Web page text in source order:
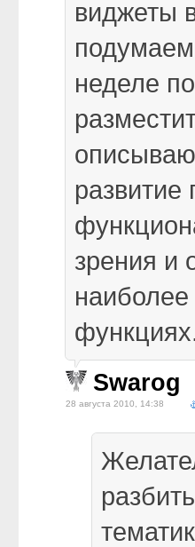
виджеты
неделе
развитие
зрения и
Swarog
28 августа 2010, 14:38